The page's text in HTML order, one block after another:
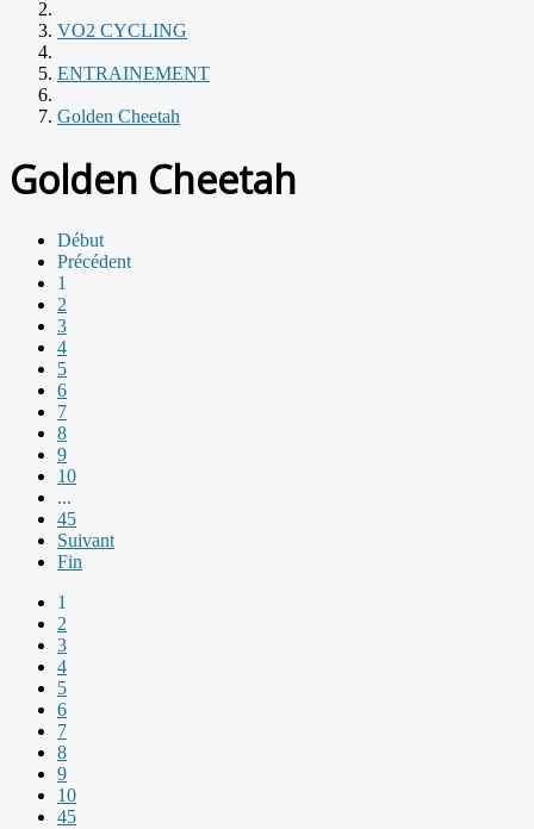
VO2 CYCLING
ENTRAINEMENT
Golden Cheetah
Golden Cheetah
Début
Précédent
1
2
3
4
5
6
7
8
9
10
...
45
Suivant
Fin
1
2
3
4
5
6
7
8
9
10
45